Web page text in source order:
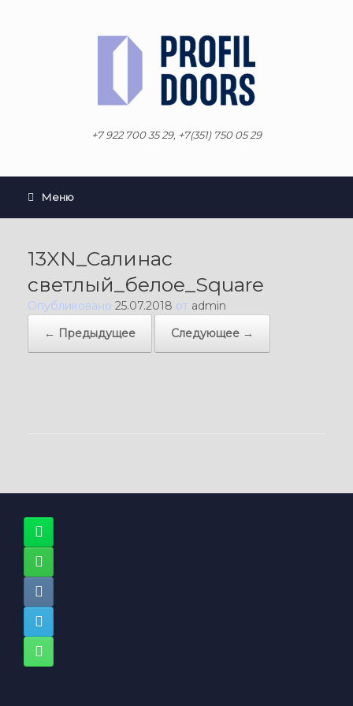
+7 922 700 35 29, +7(351) 750 05 29
Меню
13XN_Салинас
светлый_белое_Square
Опубликовано 25.07.2018 от admin
← Предыдущее
Следующее →